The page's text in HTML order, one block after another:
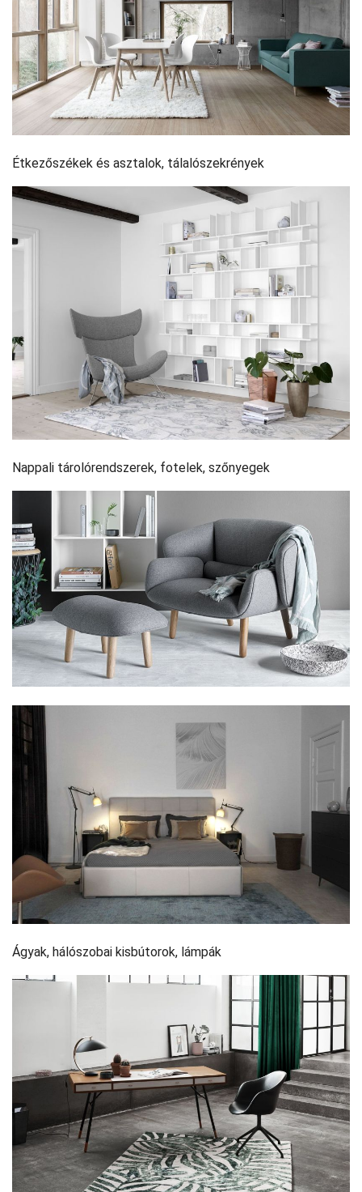
Étkezőszékek és asztalok, tálalószekrények
Nappali tárolórendszerek, fotelek, szőnyegek
Ágyak, hálószobai kisbútorok, lámpák